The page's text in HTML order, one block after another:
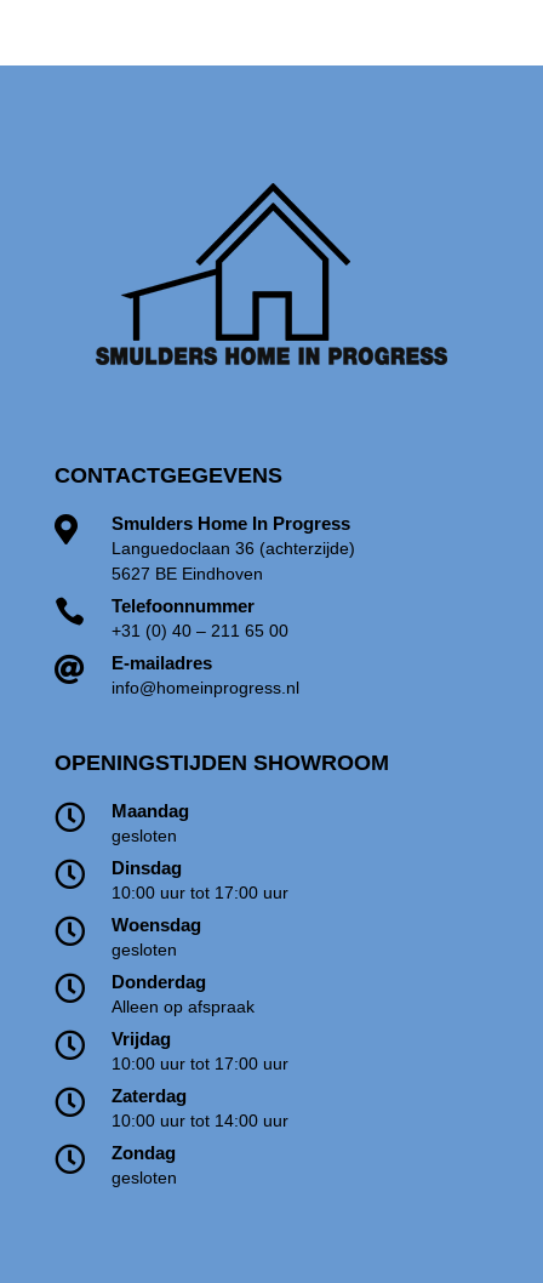
CONTACTGEGEVENS
 Smulders Home In Progress
Languedoclaan 36 (achterzijde)
5627 BE Eindhoven
 Telefoonnummer
+31 (0) 40 – 211 65 00
 E-mailadres
info@homeinprogress.nl
OPENINGSTIJDEN SHOWROOM
 Maandag
gesloten
 Dinsdag
10:00 uur tot 17:00 uur
 Woensdag
gesloten
 Donderdag
Alleen op afspraak
 Vrijdag
10:00 uur tot 17:00 uur
 Zaterdag
10:00 uur tot 14:00 uur
 Zondag
gesloten